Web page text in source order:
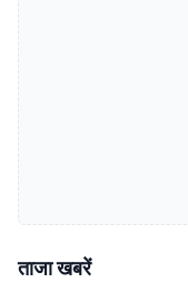
ताजा खबरें